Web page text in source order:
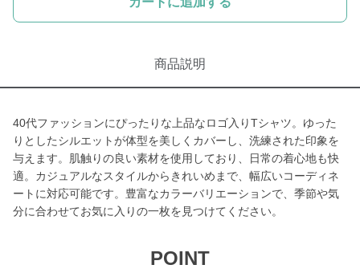
商品説明
40代ファッションにぴったりな上品なロゴ入りTシャツ。ゆった
りとしたシルエットが体型を美しくカバーし、洗練された印象を
与えます。肌触りの良い素材を使用しており、日常の着心地も快
適。カジュアルなスタイルからきれいめまで、幅広いコーディネ
ートに対応可能です。豊富なカラーバリエーションで、季節や気
分に合わせてお気に入りの一枚を見つけてください。
POINT